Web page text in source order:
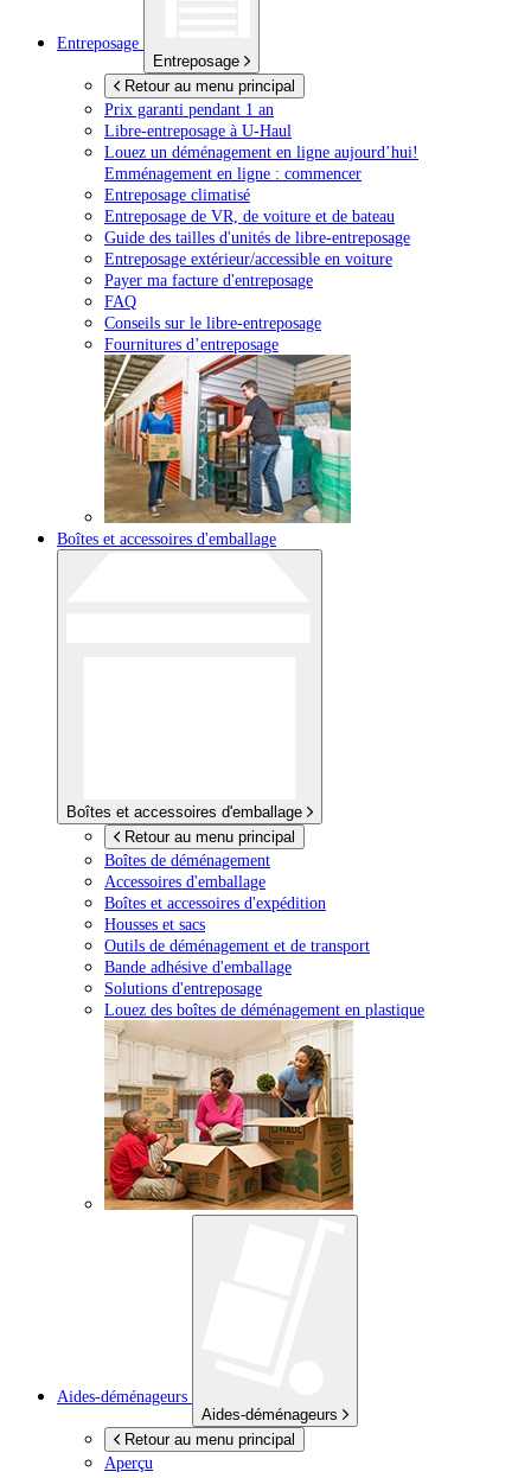
Entreposage
Entreposage
Retour au menu principal
Prix garanti pendant 1 an
Libre-entreposage à U-Haul
Louez un déménagement en ligne aujourd’hui!
Emménagement en ligne : commencer
Entreposage climatisé
Entreposage de VR, de voiture et de bateau
Guide des tailles d'unités de libre-entreposage
Entreposage extérieur/accessible en voiture
Payer ma facture d'entreposage
FAQ
Conseils sur le libre-entreposage
Fournitures d’entreposage
Boîtes et accessoires d'emballage
Boîtes et accessoires d'emballage
Retour au menu principal
Boîtes de déménagement
Accessoires d'emballage
Boîtes et accessoires d'expédition
Housses et sacs
Outils de déménagement et de transport
Bande adhésive d'emballage
Solutions d'entreposage
Louez des boîtes de déménagement en plastique
Aides-déménageurs
Aides-déménageurs
Retour au menu principal
Aperçu